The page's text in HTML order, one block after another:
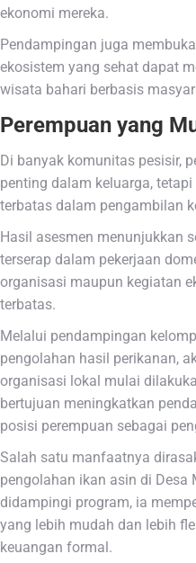
ekonomi mereka.
Pendampingan juga
ekosistem yang sehat dapat
wisata bahari berbasis
Perempuan yang
Di banyak komunitas pesisir,
penting dalam keluarga,
terbatas dalam pengambilan
Hasil asesmen menunjukkan
terserap dalam pekerjaan
organisasi maupun kegiatan
terbatas.
Melalui pendampingan
pengolahan hasil perikanan,
organisasi lokal mulai
bertujuan meningkatkan
posisi perempuan sebagai
Salah satu manfaatnya
pengolahan ikan asin di Desa
didampingi program, ia
yang lebih mudah dan lebih
keuangan formal.